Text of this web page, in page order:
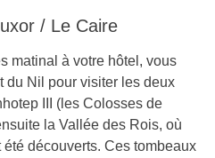
/ Le Caire
matinal à votre hôtel, vous
du Nil pour visiter les deux
III (les Colosses de
la Vallée des Rois, où
découverts. Ces tombeaux